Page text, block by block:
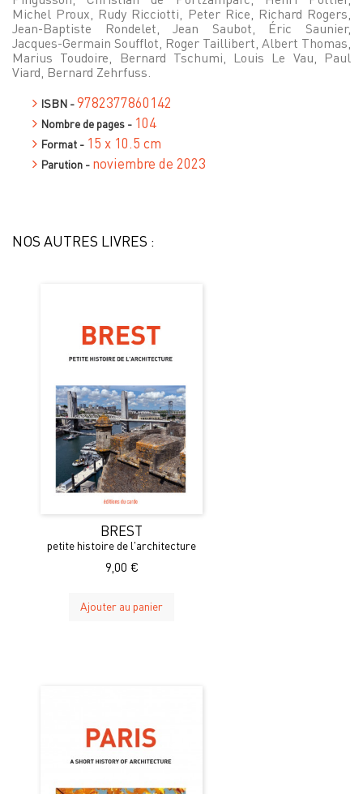
Michel Proux, Rudy Ricciotti, Peter Rice, Richard Rogers,
Jean-Baptiste Rondelet, Jean Saubot, Éric Saunier,
Jacques-Germain Soufflot, Roger Taillibert, Albert Thomas,
Marius Toudoire, Bernard Tschumi, Louis Le Vau, Paul
Viard, Bernard Zehrfuss.
ISBN -9782377860142
Nombre de pages - 104
Format - 15 x 10.5 cm
Parution - noviembre de 2023
NOS AUTRES LIVRES :
BREST
petite histoire de l'architecture
9,00 €
Ajouter au panier